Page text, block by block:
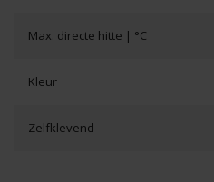
Max. directe hitte | °C
Kleur
Zelfklevend